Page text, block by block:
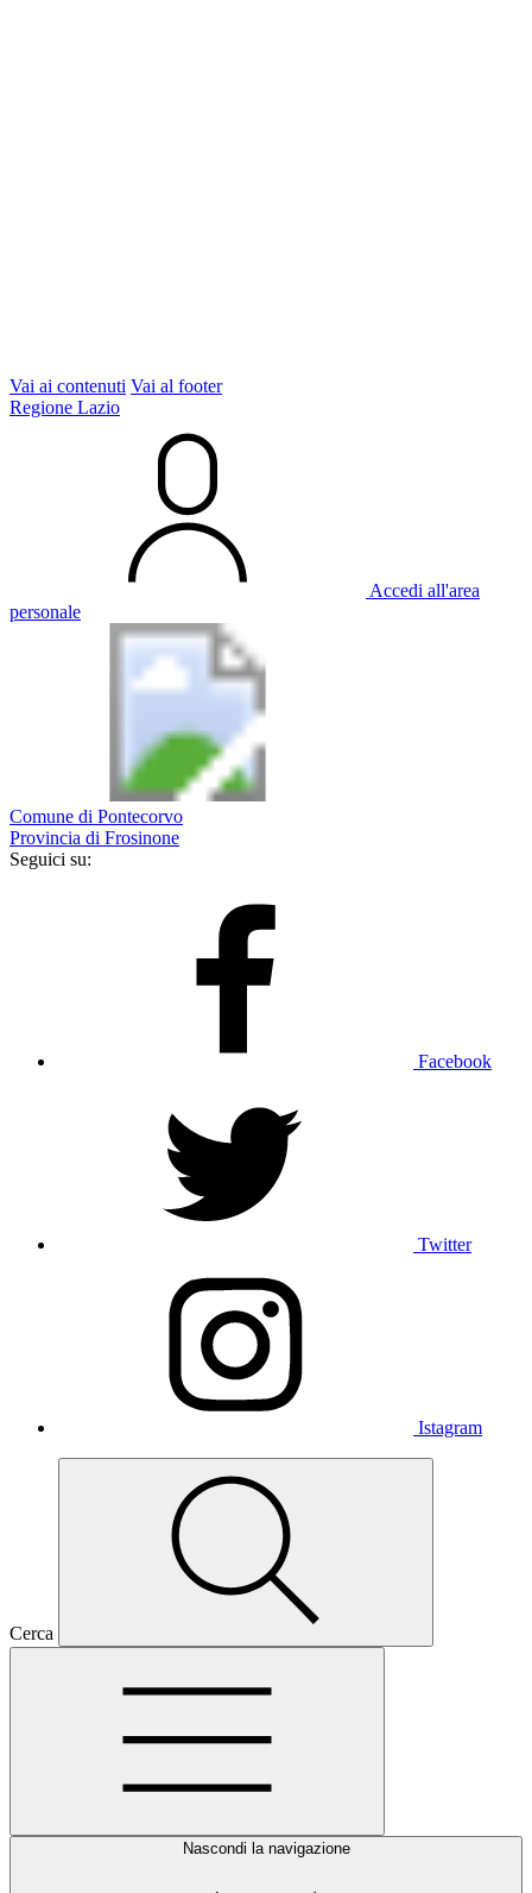
Vai ai contenuti Vai al footer
Regione Lazio
Accedi all'area
personale
Comune di Pontecorvo
Provincia di Frosinone
Seguici su:
Facebook
Twitter
Istagram
Cerca
Nascondi la navigazione